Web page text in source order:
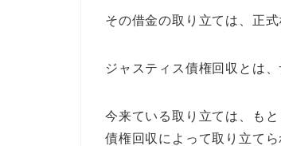
その借金の取り立ては、正式
ジャスティス債権回収とは
今来ている取り立ては、も
債権回収によって取り立て